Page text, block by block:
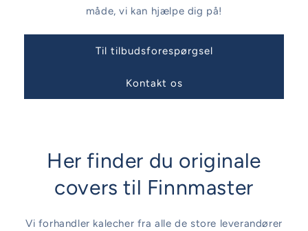
måde, vi kan hjælpe dig på!
Til tilbudsforespørgsel
Kontakt os
Her finder du originale
covers til Finnmaster
Vi forhandler kalecher fra alle de store leverandører